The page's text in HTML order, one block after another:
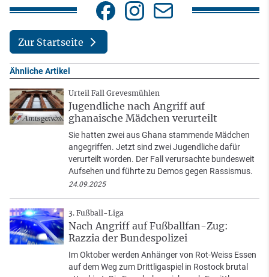
Zur Startseite
Ähnliche Artikel
Urteil Fall Grevesmühlen
Jugendliche nach Angriff auf
ghanaische Mädchen verurteilt
Sie hatten zwei aus Ghana stammende Mädchen
angegriffen. Jetzt sind zwei Jugendliche dafür
verurteilt worden. Der Fall verursachte bundesweit
Aufsehen und führte zu Demos gegen Rassismus.
24.09.2025
3. Fußball-Liga
Nach Angriff auf Fußballfan-Zug:
Razzia der Bundespolizei
Im Oktober werden Anhänger von Rot-Weiss Essen
auf dem Weg zum Drittligaspiel in Rostock brutal